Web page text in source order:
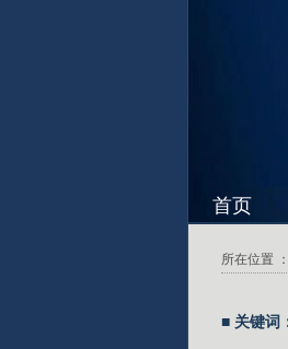
首页
所在位置 ：
■ 关键词